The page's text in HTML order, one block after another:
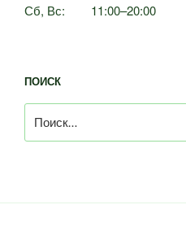
Сб, Вс: 11:00–20:00
ПОИСК